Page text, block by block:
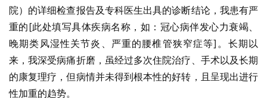
院）的详细检查报告及专科医生出具的诊断结论，我患有严
重的[此处填写具体疾病名称，如：冠心病伴发心力衰竭、
晚期类风湿性关节炎、严重的腰椎管狭窄症等]。长期以
来，我深受病痛折磨，虽经过多次住院治疗、手术以及长期
的康复理疗，但病情并未得到根本性的好转，且呈现出进行
性加重的趋势。